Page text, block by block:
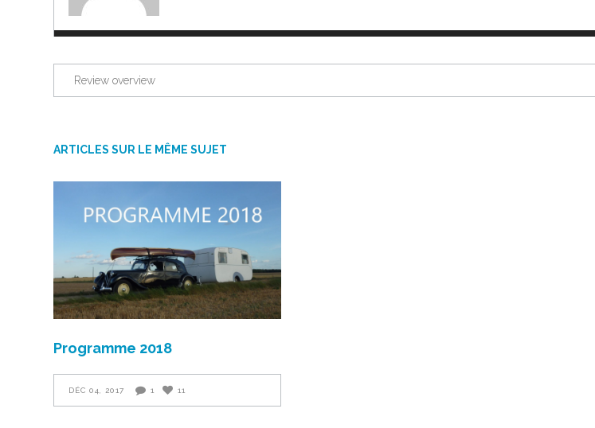
Review overview
ARTICLES SUR LE MÊME SUJET
Programme 2018
DÉC 04, 2017 1 11